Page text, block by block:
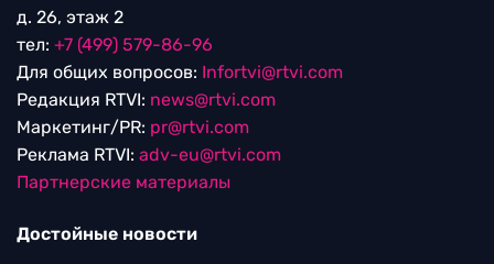
д. 26, этаж 2
тел: +7 (499) 579-86-96
Для общих вопросов: Infortvi@rtvi.com
Редакция RTVI: news@rtvi.com
Маркетинг/PR: pr@rtvi.com
Реклама RTVI: adv-eu@rtvi.com
Партнерские материалы
Достойные новости